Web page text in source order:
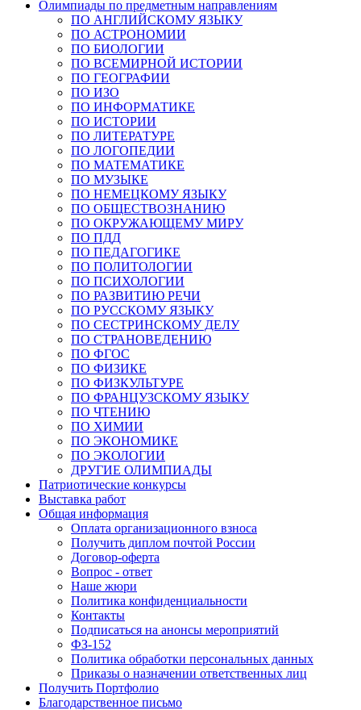
Олимпиады по предметным направлениям
ПО АНГЛИЙСКОМУ ЯЗЫКУ
ПО АСТРОНОМИИ
ПО БИОЛОГИИ
ПО ВСЕМИРНОЙ ИСТОРИИ
ПО ГЕОГРАФИИ
ПО ИЗО
ПО ИНФОРМАТИКЕ
ПО ИСТОРИИ
ПО ЛИТЕРАТУРЕ
ПО ЛОГОПЕДИИ
ПО МАТЕМАТИКЕ
ПО МУЗЫКЕ
ПО НЕМЕЦКОМУ ЯЗЫКУ
ПО ОБЩЕСТВОЗНАНИЮ
ПО ОКРУЖАЮЩЕМУ МИРУ
ПО ПДД
ПО ПЕДАГОГИКЕ
ПО ПОЛИТОЛОГИИ
ПО ПСИХОЛОГИИ
ПО РАЗВИТИЮ РЕЧИ
ПО РУССКОМУ ЯЗЫКУ
ПО СЕСТРИНСКОМУ ДЕЛУ
ПО СТРАНОВЕДЕНИЮ
ПО ФГОС
ПО ФИЗИКЕ
ПО ФИЗКУЛЬТУРЕ
ПО ФРАНЦУЗСКОМУ ЯЗЫКУ
ПО ЧТЕНИЮ
ПО ХИМИИ
ПО ЭКОНОМИКЕ
ПО ЭКОЛОГИИ
ДРУГИЕ ОЛИМПИАДЫ
Патриотические конкурсы
Выставка работ
Общая информация
Оплата организационного взноса
Получить диплом почтой России
Договор-оферта
Вопрос - ответ
Наше жюри
Политика конфиденциальности
Контакты
Подписаться на анонсы мероприятий
ФЗ-152
Политика обработки персональных данных
Приказы о назначении ответственных лиц
Получить Портфолио
Благодарственное письмо